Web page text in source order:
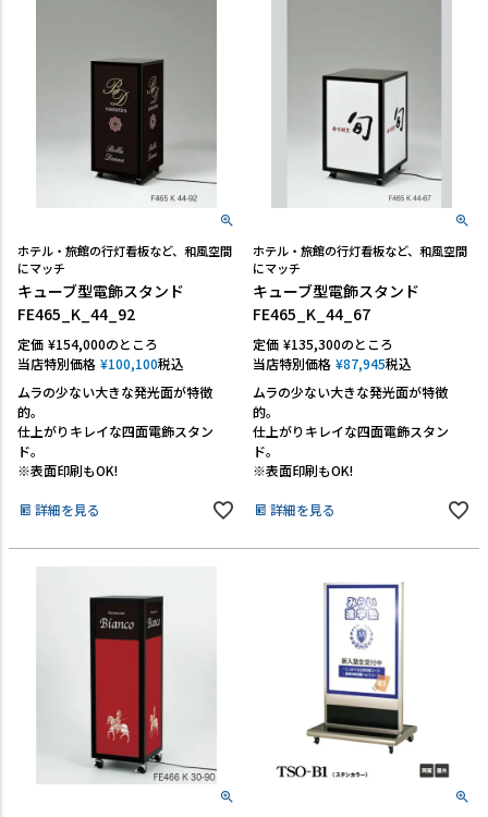
ホテル・旅館の行灯看板など、和風空間
にマッチ
キューブ型電飾スタンド
FE465_K_44_92
定価 ¥154,000のところ
当店特別価格 ¥100,100税込
ムラの少ない大きな発光面が特徴
的。
仕上がりキレイな四面電飾スタン
ド。
※表面印刷もOK!
詳細を見る
ホテル・旅館の行灯看板など、和風空間
にマッチ
キューブ型電飾スタンド
FE465_K_44_67
定価 ¥135,300のところ
当店特別価格 ¥87,945税込
ムラの少ない大きな発光面が特徴
的。
仕上がりキレイな四面電飾スタン
ド。
※表面印刷もOK!
詳細を見る